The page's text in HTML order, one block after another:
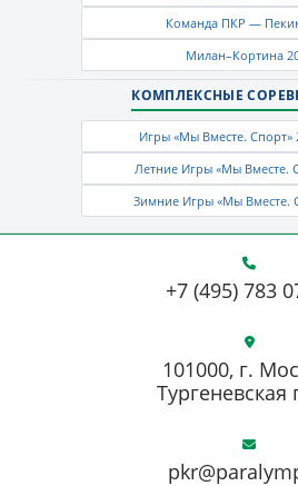
Команда ПКР —
Милан–Кортина
КОМПЛЕКСНЫЕ
Игры «Мы Вместе. Спорт»
Летние Игры «Мы Вместе.
Зимние Игры «Мы Вместе.
+7 (495) 783
101000, г.
Тургеневская